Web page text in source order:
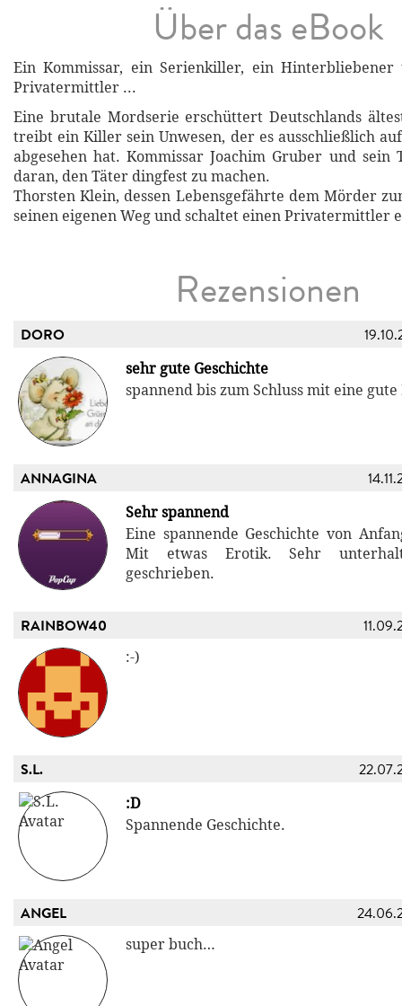
Über das eBook
Ein Kommissar, ein Serienkiller, ein
Privatermittler ...
Eine brutale Mordserie erschüttert Deutschlands
treibt ein Killer sein Unwesen, der es ausschließlich
abgesehen hat. Kommissar Joachim Gruber und sein
daran, den Täter dingfest zu machen.
Thorsten Klein, dessen Lebensgefährte dem Mörder
seinen eigenen Weg und schaltet einen Privatermittler
Rezensionen
DORO
sehr gute Geschichte
spannend bis zum Schluss mit eine
ANNAGINA
Sehr spannend
Eine spannende Geschichte von
Mit etwas Erotik. Sehr
geschrieben.
RAINBOW40
:-)
S.L.
:D
Spannende Geschichte.
ANGEL
super buch…